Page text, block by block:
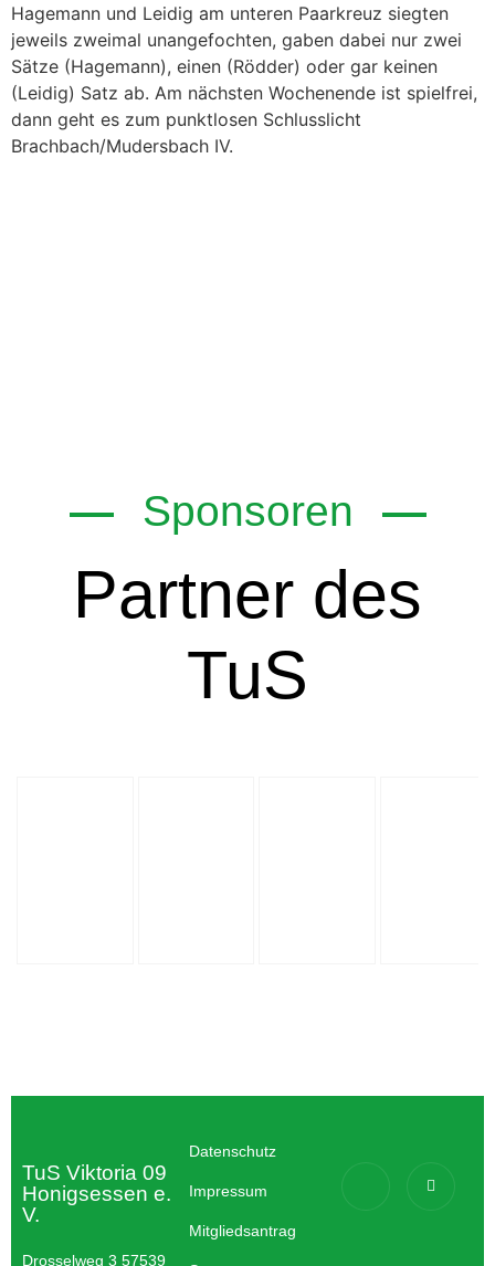
Hagemann und Leidig am unteren Paarkreuz siegten
jeweils zweimal unangefochten, gaben dabei nur zwei
Sätze (Hagemann), einen (Rödder) oder gar keinen
(Leidig) Satz ab. Am nächsten Wochenende ist spielfrei,
dann geht es zum punktlosen Schlusslicht
Brachbach/Mudersbach IV.
Sponsoren
Partner des
TuS
TuS Viktoria 09
Honigsessen e.
V.
Drosselweg 3 57539
Datenschutz
Impressum
Mitgliedsantrag